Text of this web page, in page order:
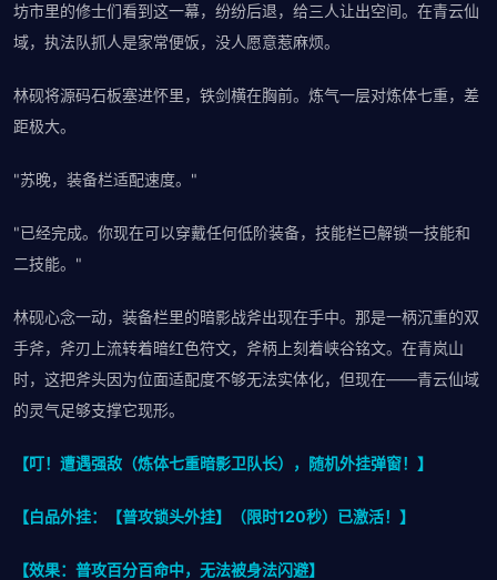
坊市里的修士们看到这一幕，纷纷后退，给三人让出空间。在青云仙
域，执法队抓人是家常便饭，没人愿意惹麻烦。
林砚将源码石板塞进怀里，铁剑横在胸前。炼气一层对炼体七重，差
距极大。
"苏晚，装备栏适配速度。"
"已经完成。你现在可以穿戴任何低阶装备，技能栏已解锁一技能和
二技能。"
林砚心念一动，装备栏里的暗影战斧出现在手中。那是一柄沉重的双
手斧，斧刃上流转着暗红色符文，斧柄上刻着峡谷铭文。在青岚山
时，这把斧头因为位面适配度不够无法实体化，但现在——青云仙域
的灵气足够支撑它现形。
【叮！遭遇强敌（炼体七重暗影卫队长），随机外挂弹窗！】
【白品外挂：【普攻锁头外挂】（限时120秒）已激活！】
【效果：普攻百分百命中，无法被身法闪避】